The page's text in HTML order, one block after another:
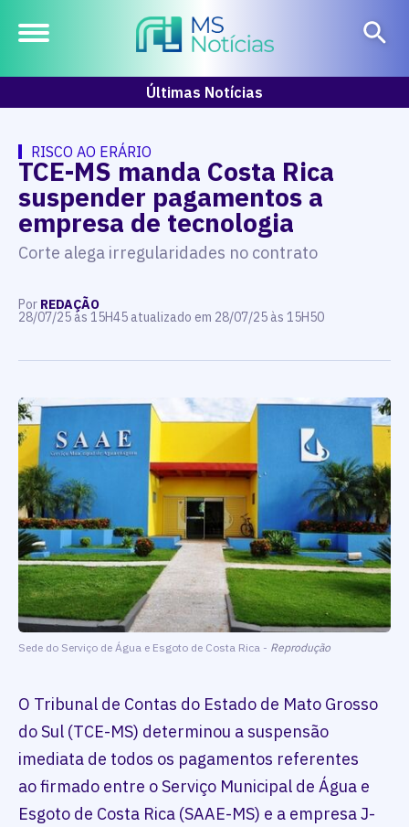
Últimas Notícias
RISCO AO ERÁRIO
TCE-MS manda Costa Rica
suspender pagamentos a
empresa de tecnologia
Corte alega irregularidades no contrato
Por REDAÇÃO
28/07/25 às 15H45 atualizado em 28/07/25 às 15H50
Sede do Serviço de Água e Esgoto de Costa Rica - Reprodução
O Tribunal de Contas do Estado de Mato Grosso
do Sul (TCE-MS) determinou a suspensão
imediata de todos os pagamentos referentes
ao firmado entre o Serviço Municipal de Água e
Esgoto de Costa Rica (SAAE-MS) e a empresa J-